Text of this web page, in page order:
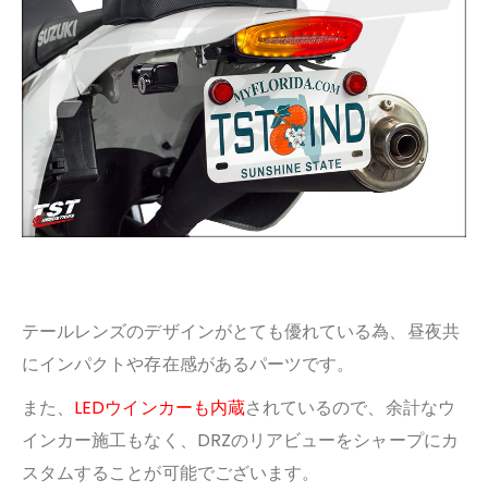
テールレンズのデザインがとても優れている為、昼夜共
にインパクトや存在感があるパーツです。
また、 LEDウインカーも内蔵されているので、余計なウ
インカー施工もなく、 DRZのリアビューをシャープにカ
スタムすることが可能でございます。